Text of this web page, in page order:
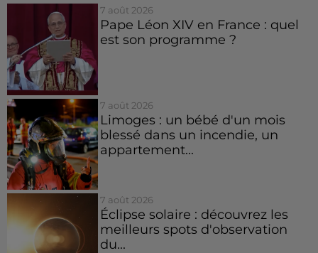
7 août 2026
Pape Léon XIV en France : quel
est son programme ?
7 août 2026
Limoges : un bébé d'un mois
blessé dans un incendie, un
appartement...
7 août 2026
Éclipse solaire : découvrez les
meilleurs spots d'observation
du...